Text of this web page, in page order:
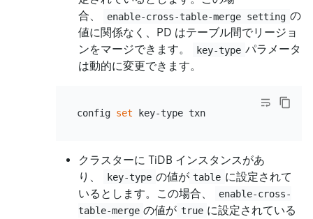
合、
enable-cross-table-merge setting の
値に関係なく、PD はテーブル間でリージョ
ンをマージできます。
key-type パラメータ
は動的に変更できます。
config set key-type txn
クラスターに TiDB インスタンスがあ
り、
key-type の値が table に設定されて
いるとします。この場合、
enable-cross-
table-merge の値が true に設定されている